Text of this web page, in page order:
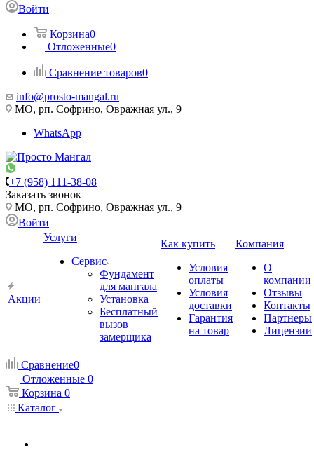
Войти
Корзина0
Отложенные0
Сравнение товаров0
info@prosto-mangal.ru
МО, рп. Софрино, Овражная ул., 9
WhatsApp
+7 (958) 111-38-08
Заказать звонок
МО, рп. Софрино, Овражная ул., 9
Войти
Акции
Услуги
Сервис
Фундамент
для мангала
Установка
Бесплатный
вызов
замерщика
Как купить
Условия
оплаты
Условия
доставки
Гарантия
на товар
Компания
О
компании
Отзывы
Контакты
Партнеры
Лицензии
Сравнение0
Отложенные 0
Корзина 0
Каталог